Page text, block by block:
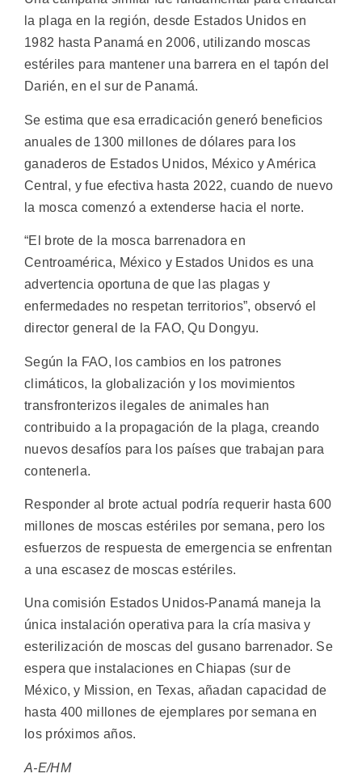
la plaga en la región, desde Estados Unidos en
1982 hasta Panamá en 2006, utilizando moscas
estériles para mantener una barrera en el tapón del
Darién, en el sur de Panamá.
Se estima que esa erradicación generó beneficios
anuales de 1300 millones de dólares para los
ganaderos de Estados Unidos, México y América
Central, y fue efectiva hasta 2022, cuando de nuevo
la mosca comenzó a extenderse hacia el norte.
“El brote de la mosca barrenadora en
Centroamérica, México y Estados Unidos es una
advertencia oportuna de que las plagas y
enfermedades no respetan territorios”, observó el
director general de la FAO, Qu Dongyu.
Según la FAO, los cambios en los patrones
climáticos, la globalización y los movimientos
transfronterizos ilegales de animales han
contribuido a la propagación de la plaga, creando
nuevos desafíos para los países que trabajan para
contenerla.
Responder al brote actual podría requerir hasta 600
millones de moscas estériles por semana, pero los
esfuerzos de respuesta de emergencia se enfrentan
a una escasez de moscas estériles.
Una comisión Estados Unidos-Panamá maneja la
única instalación operativa para la cría masiva y
esterilización de moscas del gusano barrenador. Se
espera que instalaciones en Chiapas (sur de
México, y Mission, en Texas, añadan capacidad de
hasta 400 millones de ejemplares por semana en
los próximos años.
A-E/HM